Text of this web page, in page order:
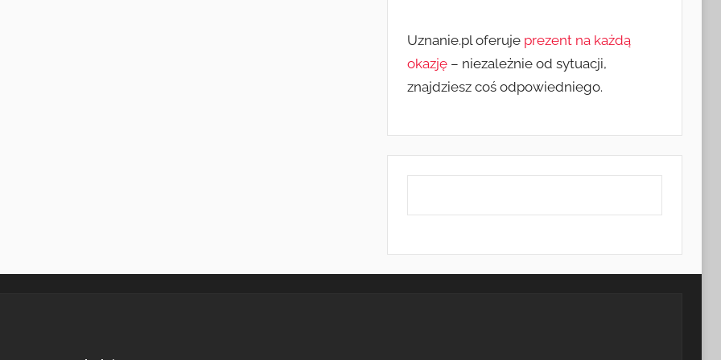
Uznanie.pl oferuje prezent na każdą
okazję– niezależnie od sytuacji,
znajdziesz coś odpowiedniego.